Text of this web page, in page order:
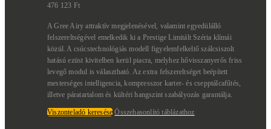
476 123 Ft
A Gree Airy attraktív megjelenésével, valamint egyedülálló
felszereltségével emelkedik ki a Prestige Limitált Széria klímái
közül. A csúcstechnológiás modell figyelemfelkeltő szálcsiszolt
hatású ezüst kivitelben kerül piacra, melyhez hővisszanyerős friss
levegő modul is választható. Az extra felszereltséget beépített
mesterséges intelligencia, kompresszor karter- és csepptálcafűtés,
illetve páratartalom és kültéri hangszint szabályozás garantálja.
Viszonteladó keresése Összehasonlító táblázathoz